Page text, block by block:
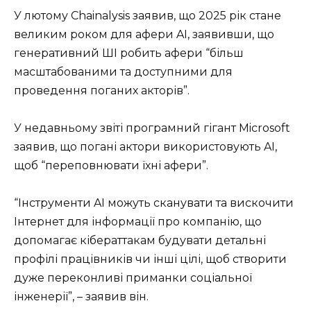
У лютому Chainalysis заявив, що 2025 рік стане
великим роком для афери AI, заявивши, що
генеративний ШІ робить афери “більш
масштабованими та доступними для
проведення поганих акторів”.
У недавньому звіті програмний гігант Microsoft
заявив, що погані актори використовують AI,
щоб “переповнювати їхні афери”.
“Інструменти AI можуть сканувати та вискочити
Інтернет для інформації про компанію, що
допомагає кібераттакам будувати детальні
профілі працівників чи інші цілі, щоб створити
дуже переконливі приманки соціальної
інженерії”, – заявив він.